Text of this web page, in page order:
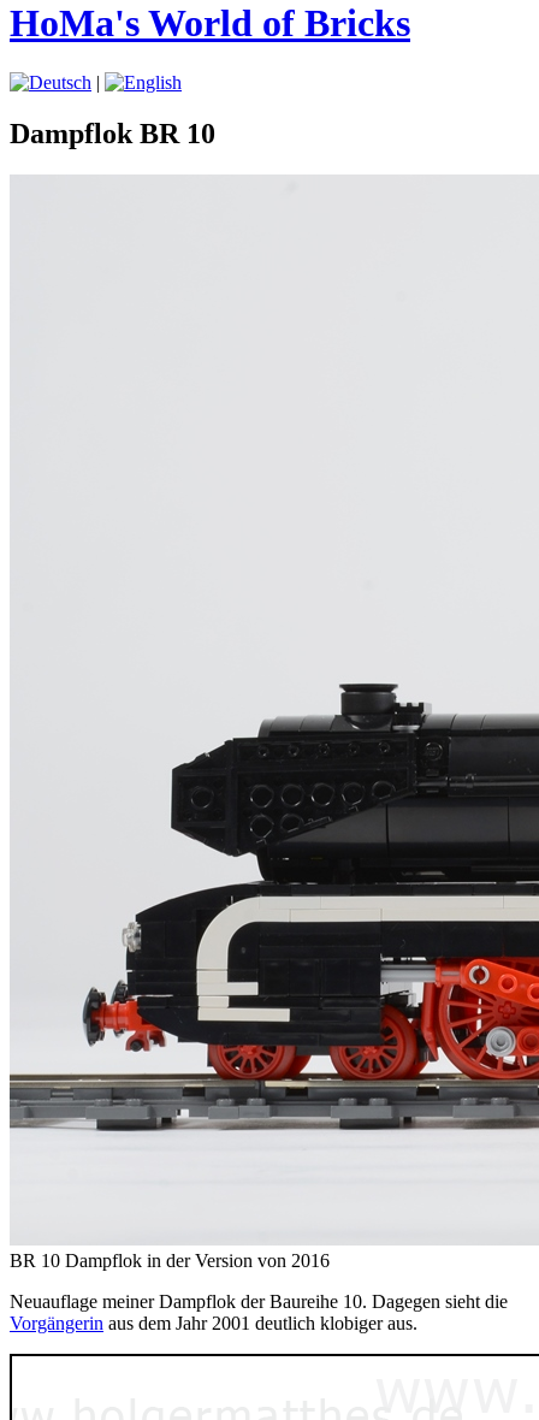
HoMa's World of Bricks
|
Dampflok BR 10
BR 10 Dampflok in der Version von 2016
Neuauflage meiner Dampflok der Baureihe 10. Dagegen sieht die
Vorgängerin aus dem Jahr 2001 deutlich klobiger aus.